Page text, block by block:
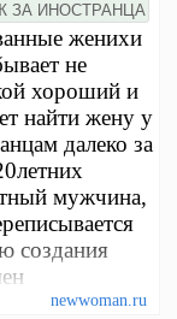
ИНОСТРАНЦА
женихи
не
хороший и
найти жену у
далеко за
мужчина,
создания
newwoman.ru